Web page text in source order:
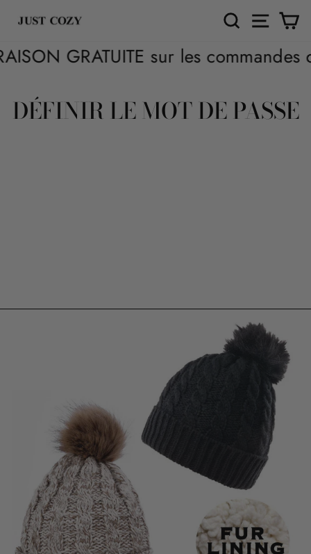
GRATUITE sur les commandes de
DÉFINIR LE MOT DE PASSE